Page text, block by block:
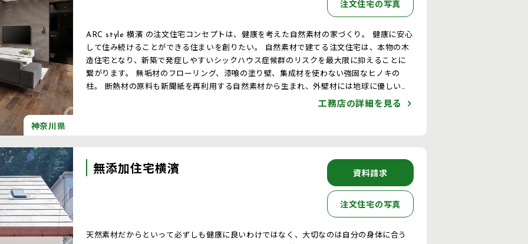
神奈川県
注文住宅の写真
ARC style 横濱 の注文住宅コンセプトは、健康を考えた自然素材の家づくり。 健康に安心
して住み続けることができる住まいを創りたい。 自然素材で建てる注文住宅は、本物の木
造住宅となり、新築で発症しやすいシックハウス症候群のリスクを最大限に抑えることに
繋がります。 無垢材のフローリング、漆喰の塗り壁、集成材を使わない強固なヒノキの
柱。 断熱材の原料も新聞紙を再利用する自然素材から生まれ、外壁材には地球に優しい建
材の頑強なALCを使用。人にも、環境にも優しい注文住宅となります。
工務店の詳細を見る
無添加住宅横濱 資料請求
注文住宅の写真
天然素材だからといって必ずしも健康に良いわけではなく、大切なのは自分の身体に合う